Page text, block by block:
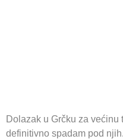
Dolazak u Grčku za
definitivno spadam pod